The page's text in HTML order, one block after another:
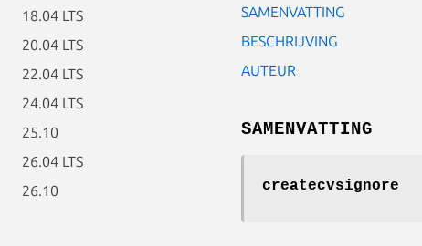
18.04 LTS
20.04 LTS
22.04 LTS
24.04 LTS
25.10
26.04 LTS
26.10
SAMENVATTING
BESCHRIJVING
AUTEUR
SAMENVATTING
createcvsignore